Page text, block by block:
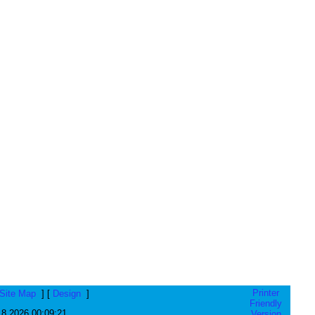
Site Map ] [ Design ]
Printer
Friendly